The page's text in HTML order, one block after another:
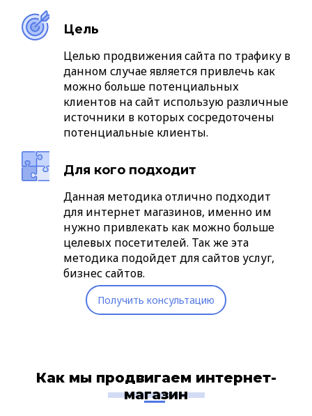
Цель
Целью продвижения сайта по трафику в
данном случае является привлечь как
можно больше потенциальных
клиентов на сайт использую различные
источники в которых сосредоточены
потенциальные клиенты.
Для кого подходит
Данная методика отлично подходит
для интернет магазинов, именно им
нужно привлекать как можно больше
целевых посетителей. Так же эта
методика подойдет для сайтов услуг,
бизнес сайтов.
Получить консультацию
Как мы продвигаем интернет-
магазин